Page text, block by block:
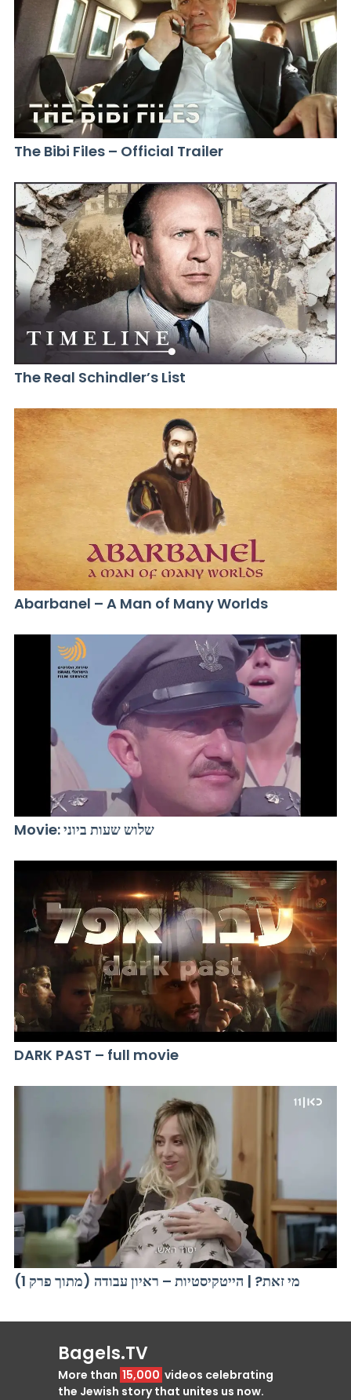
The Bibi Files – Official Trailer
The Real Schindler’s List
Abarbanel – A Man of Many Worlds
Movie: שלוש שעות ביוני
DARK PAST – full movie
מי זאת? | הייטקיסטיות – ראיון עבודה (מתוך פרק 1)
Bagels.TV
More than 15,000 videos celebrating
the Jewish story that unites us now.